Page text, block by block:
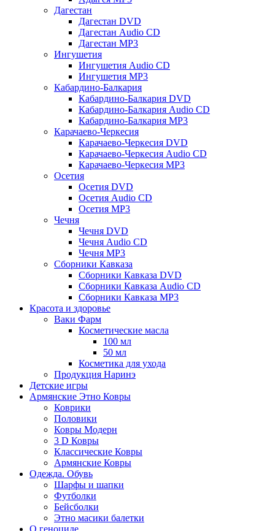
Дагестан
Дагестан DVD
Дагестан Audio CD
Дагестан MP3
Ингушетия
Ингушетия Audio CD
Ингушетия MP3
Кабардино-Балкария
Кабардино-Балкария DVD
Кабардино-Балкария Audio CD
Кабардино-Балкария MP3
Карачаево-Черкесия
Карачаево-Черкесия DVD
Карачаево-Черкесия Audio CD
Карачаево-Черкесия MP3
Осетия
Осетия DVD
Осетия Audio CD
Осетия MP3
Чечня
Чечня DVD
Чечня Audio CD
Чечня MP3
Сборники Кавказа
Сборники Кавказа DVD
Сборники Кавказа Audio CD
Сборники Кавказа MP3
Красота и здоровье
Ваки Фарм
Косметические масла
100 мл
50 мл
Косметика для ухода
Продукция Наринэ
Детские игры
Армянские Этно Ковры
Коврики
Половики
Ковры Модерн
3 D Ковры
Классические Ковры
Армянские Ковры
Одежда. Обувь
Шарфы и шапки
Футболки
Бейсболки
Этно масики балетки
О геноциде